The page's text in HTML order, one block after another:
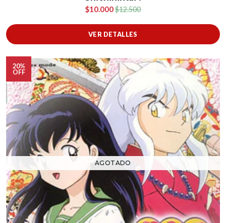
$10.000$12.500
VER DETALLES
20%
OFF
AGOTADO